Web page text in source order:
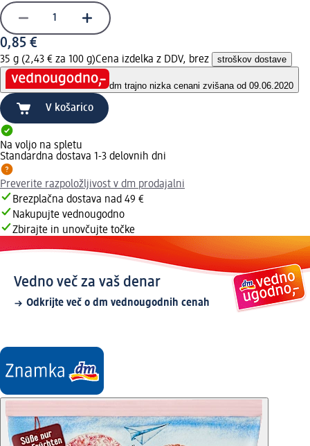
0,85 €
35 g (2,43 € za 100 g)Cena izdelka z DDV, brez stroškov dostave
dm trajno nizka cenani zvišana od 09.06.2020
V košarico
Na voljo na spletu
Standardna dostava 1-3 delovnih dni
Preverite razpoložljivost v dm prodajalni
Brezplačna dostava nad 49 €
Nakupujte vednougodno
Zbirajte in unovčujte točke
Vedno več za vaš denar
Odkrijte več o dm vednougodnih cenah